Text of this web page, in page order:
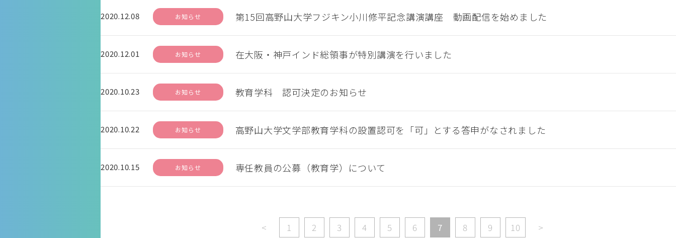
2020.12.08 お知らせ 第15回高野山大学フジキン小川修平記念講演講座 動画配信を始めました
2020.12.01 お知らせ 在大阪・神戸インド総領事が特別講演を行いました
2020.10.23 お知らせ 教育学科 認可決定のお知らせ
2020.10.22 お知らせ 高野山大学文学部教育学科の設置認可を「可」とする答申がなされました
2020.10.15 お知らせ 専任教員の公募（教育学）について
< 1 2 3 4 5 6 7 8 9 10 >